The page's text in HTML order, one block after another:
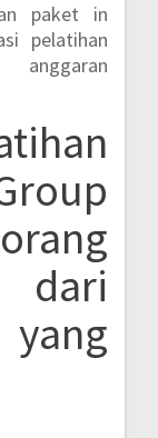
paket in
pelatihan
anggaran